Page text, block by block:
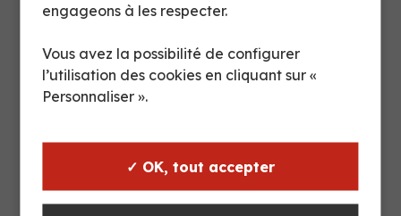
Charge
utile
Camion
36 unités non croisés
engageons à les respecter.
Vous avez la possibilité de configurer
l’utilisation des cookies en cliquant sur «
Personnaliser ».
✓ OK, tout accepter